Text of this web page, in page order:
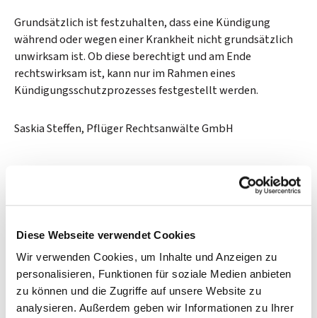
Diese Webseite verwendet Cookies
Wir verwenden Cookies, um Inhalte und Anzeigen zu
personalisieren, Funktionen für soziale Medien anbieten
zu können und die Zugriffe auf unsere Website zu
analysieren. Außerdem geben wir Informationen zu Ihrer
Grundsätzlich ist festzuhalten, dass eine Kündigung
während oder wegen einer Krankheit nicht grundsätzlich
unwirksam ist. Ob diese berechtigt und am Ende
rechtswirksam ist, kann nur im Rahmen eines
Kündigungsschutzprozesses festgestellt werden.
Saskia Steffen, Pflüger Rechtsanwälte GmbH
Copyright: © Saskia Steffen, Hakima Taous, NOMiA
Alle Rechte vorbehalten. Abdruck und / oder
Vervielfältigung der Texte oder Auszüge aus ihnen nur
nach Rücksprache und mit Genehmigung des
Rechteinhabers.